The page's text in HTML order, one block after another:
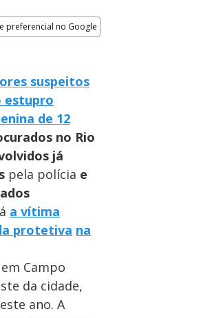
preferencial no Google
suspeitos
estupro
de 12
no Rio
já
pela polícia e
a vítima
protetiva na
Campo
da cidade,
ano. A